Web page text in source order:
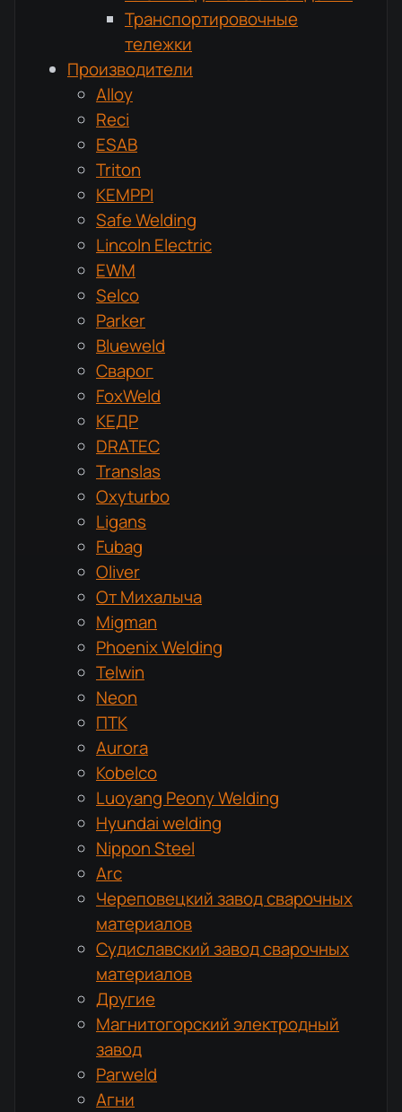
Транспортировочные
тележки
Производители
Alloy
Reci
ESAB
Triton
KEMPPI
Safe Welding
Lincoln Electric
EWM
Selco
Parker
Blueweld
Сварог
FoxWeld
КЕДР
DRATEC
Translas
Oxyturbo
Ligans
Fubag
Oliver
От Михалыча
Migman
Phoenix Welding
Telwin
Neon
ПТК
Aurora
Kobelco
Luoyang Peony Welding
Hyundai welding
Nippon Steel
Arc
Череповецкий завод сварочных
материалов
Судиславский завод сварочных
материалов
Другие
Магнитогорский электродный
завод
Parweld
Агни